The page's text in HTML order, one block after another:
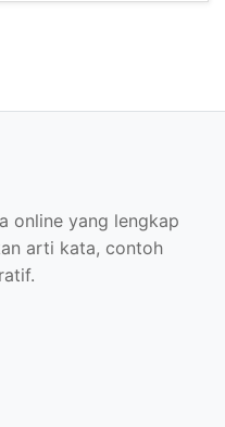
online yang lengkap
arti kata, contoh